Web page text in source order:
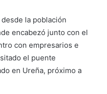
la población
encabezó junto con el
con empresarios e
el puente
en Ureña, próximo a